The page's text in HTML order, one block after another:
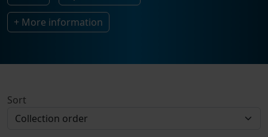
+ More information
Sort